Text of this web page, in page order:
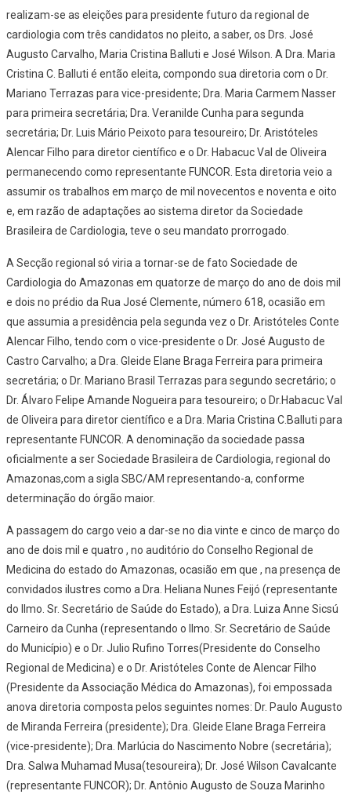
realizam-se as eleições para presidente futuro da regional de
cardiologia com três candidatos no pleito, a saber, os Drs. José
Augusto Carvalho, Maria Cristina Balluti e José Wilson. A Dra. Maria
Cristina C. Balluti é então eleita, compondo sua diretoria com o Dr.
Mariano Terrazas para vice-presidente; Dra. Maria Carmem Nasser
para primeira secretária; Dra. Veranilde Cunha para segunda
secretária; Dr. Luis Mário Peixoto para tesoureiro; Dr. Aristóteles
Alencar Filho para diretor científico e o Dr. Habacuc Val de Oliveira
permanecendo como representante FUNCOR. Esta diretoria veio a
assumir os trabalhos em março de mil novecentos e noventa e oito
e, em razão de adaptações ao sistema diretor da Sociedade
Brasileira de Cardiologia, teve o seu mandato prorrogado.
A Secção regional só viria a tornar-se de fato Sociedade de
Cardiologia do Amazonas em quatorze de março do ano de dois mil
e dois no prédio da Rua José Clemente, número 618, ocasião em
que assumia a presidência pela segunda vez o Dr. Aristóteles Conte
Alencar Filho, tendo com o vice-presidente o Dr. José Augusto de
Castro Carvalho; a Dra. Gleide Elane Braga Ferreira para primeira
secretária; o Dr. Mariano Brasil Terrazas para segundo secretário; o
Dr. Álvaro Felipe Amande Nogueira para tesoureiro; o Dr.Habacuc Val
de Oliveira para diretor científico e a Dra. Maria Cristina C.Balluti para
representante FUNCOR. A denominação da sociedade passa
oficialmente a ser Sociedade Brasileira de Cardiologia, regional do
Amazonas,com a sigla SBC/AM representando-a, conforme
determinação do órgão maior.
A passagem do cargo veio a dar-se no dia vinte e cinco de março do
ano de dois mil e quatro , no auditório do Conselho Regional de
Medicina do estado do Amazonas, ocasião em que , na presença de
convidados ilustres como a Dra. Heliana Nunes Feijó (representante
do Ilmo. Sr. Secretário de Saúde do Estado), a Dra. Luiza Anne Sicsú
Carneiro da Cunha (representando o Ilmo. Sr. Secretário de Saúde
do Município) e o Dr. Julio Rufino Torres(Presidente do Conselho
Regional de Medicina) e o Dr. Aristóteles Conte de Alencar Filho
(Presidente da Associação Médica do Amazonas), foi empossada
anova diretoria composta pelos seguintes nomes: Dr. Paulo Augusto
de Miranda Ferreira (presidente); Dra. Gleide Elane Braga Ferreira
(vice-presidente); Dra. Marlúcia do Nascimento Nobre (secretária);
Dra. Salwa Muhamad Musa(tesoureira); Dr. José Wilson Cavalcante
(representante FUNCOR); Dr. Antônio Augusto de Souza Marinho